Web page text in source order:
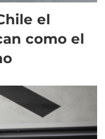
el
como el